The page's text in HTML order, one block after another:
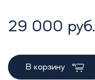
29 000 руб.
В корзину